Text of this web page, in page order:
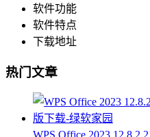
软件功能
软件特点
下载地址
热门文章